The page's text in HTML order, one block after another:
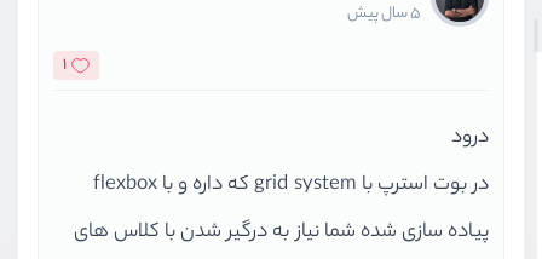
5 سال پیش
1
درود
در بوت استرپ با grid system که داره و با flexbox
پیاده سازی شده شما نیاز به درگیر شدن با کلاس های